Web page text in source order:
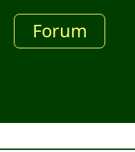
Forum